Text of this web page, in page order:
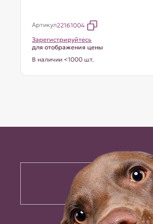
Артикул22161004
Зарегистрируйтесь
для отображения цены
В наличии <1000 шт.